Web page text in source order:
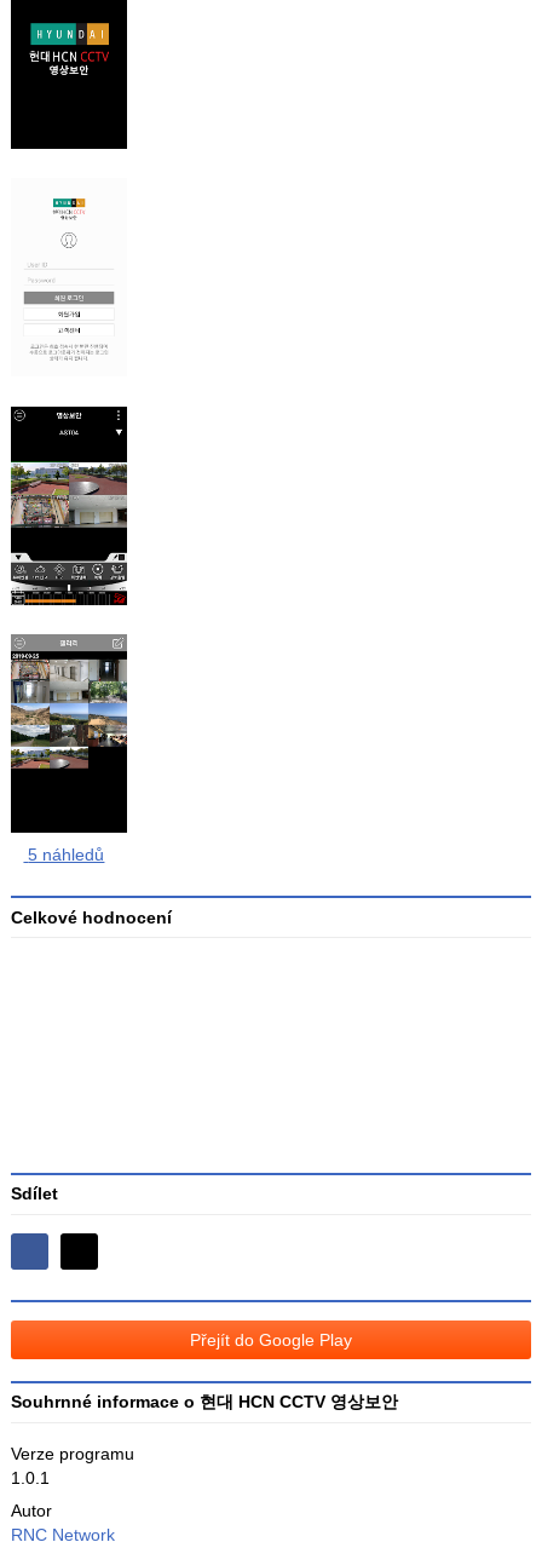
5 náhledů
Celkové hodnocení
Sdílet
Sdílejte
na
Facebooku
na
Přejít do Google Play
Souhrnné informace o 현대 HCN CCTV 영상보안
Verze programu
1.0.1
Autor
RNC Network